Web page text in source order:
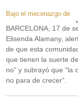
Bajo el mecenazgo de
BARCELONA, 17 de
Elisenda Alamany,
de que esta
que tienen la suerte
no” y subrayó que
no para de crecer”.